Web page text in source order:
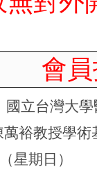
會
國立台灣大學
裕教授學術
星期日）